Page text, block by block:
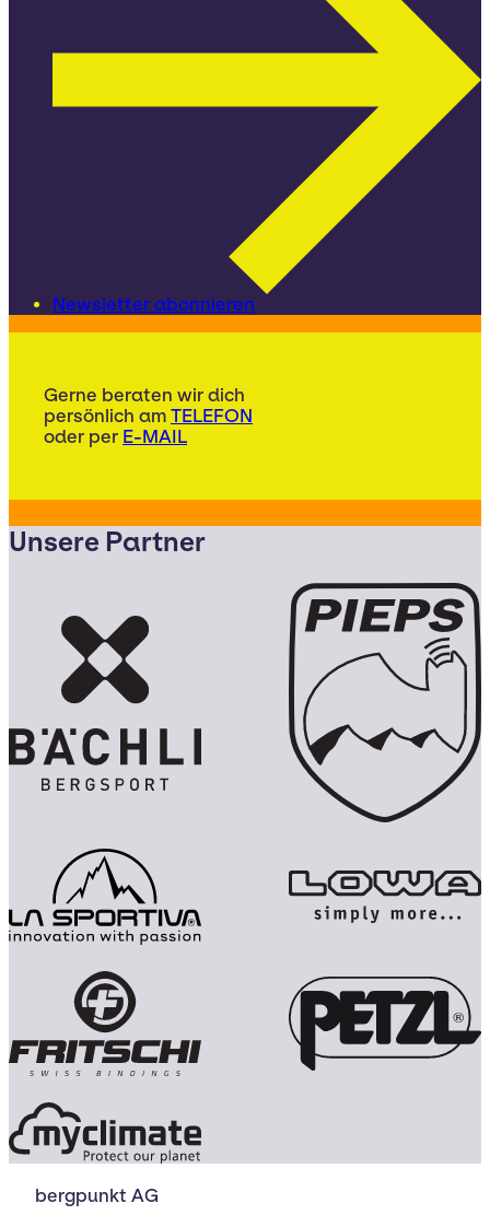
Newsletter abonnieren
Gerne beraten wir dich
persönlich am TELEFON
oder per E-MAIL
Unsere Partner
bergpunkt AG